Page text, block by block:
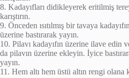
8. Kadayıfları didikleyerek eritilmiş
karıştırın.
9. Önceden ısıtılmış bir tavaya
üzerine bastırarak yayın.
10. Pilavı kadayıfın üzerine ilave edin
da pilavın üzerine ekleyin. İyice
yayın.
11. Hem altı hem üstü altın rengi olana